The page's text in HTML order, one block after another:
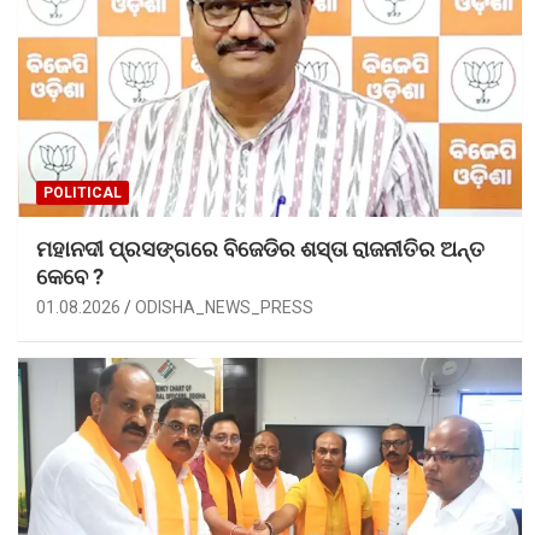
POLITICAL
ମହାନଦୀ ପ୍ରସଙ୍ଗରେ ବିଜେଡିର ଶସ୍ତା ରାଜନୀତିର ଅନ୍ତ
କେବେ ?
01.08.2026 ODISHA_NEWS_PRESS